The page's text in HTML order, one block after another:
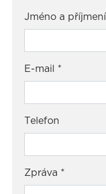
Jméno a příjmení
E-mail *
Telefon
Zpráva *